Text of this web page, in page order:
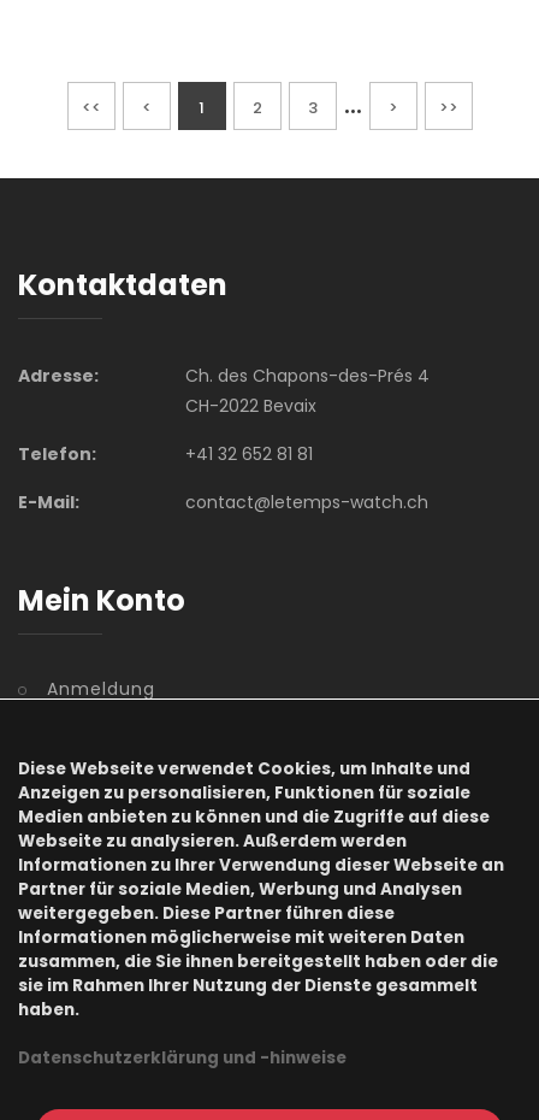
<< < 1 2 3 ... > >>
Kontaktdaten
Adresse:
Ch. des Chapons-des-Prés 4
CH-2022 Bevaix
Telefon:
+41 32 652 81 81
E-Mail:
contact@letemps-watch.ch
Mein Konto
Anmeldung
Registrierung
Kennwort vergessen
Information
AGB
Datenschutz
Impressum
Diese Webseite verwendet Cookies, um Inhalte und
Anzeigen zu personalisieren, Funktionen für soziale
Medien anbieten zu können und die Zugriffe auf diese
Webseite zu analysieren. Außerdem werden
Informationen zu Ihrer Verwendung dieser Webseite an
Partner für soziale Medien, Werbung und Analysen
weitergegeben. Diese Partner führen diese
Informationen möglicherweise mit weiteren Daten
zusammen, die Sie ihnen bereitgestellt haben oder die
sie im Rahmen Ihrer Nutzung der Dienste gesammelt
haben.
Datenschutzerklärung und -hinweise